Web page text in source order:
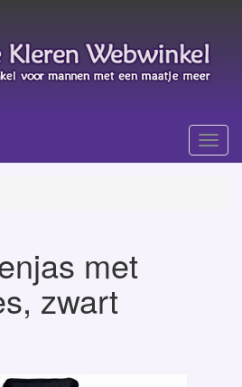
Menu
met
zwart